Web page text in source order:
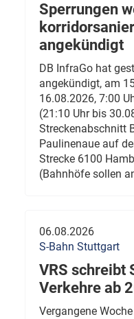
Sperrungen
angekündigt
DB InfraGo hat
angekündigt, am
16.08.2026, 7:00
(21:10 Uhr bis
Streckenabschnitt
Paulinenaue auf
Strecke 6100
(Bahnhöfe sollen
06.08.2026
S-Bahn Stuttgart
VRS schreibt
Verkehre ab
Vergangene